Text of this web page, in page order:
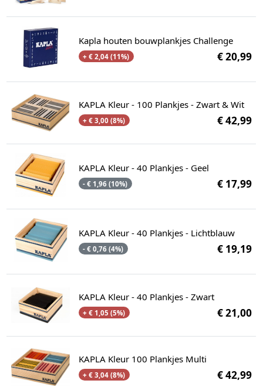
Kapla houten bouwplankjes Challenge
+ € 2,04 (11%) € 20,99
KAPLA Kleur - 100 Plankjes - Zwart & Wit
+ € 3,00 (8%) € 42,99
KAPLA Kleur - 40 Plankjes - Geel
- € 1,96 (10%) € 17,99
KAPLA Kleur - 40 Plankjes - Lichtblauw
- € 0,76 (4%) € 19,19
KAPLA Kleur - 40 Plankjes - Zwart
+ € 1,05 (5%) € 21,00
KAPLA Kleur 100 Plankjes Multi
+ € 3,04 (8%) € 42,99